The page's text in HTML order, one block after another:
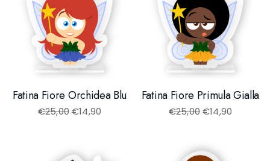
Fatina Fiore Orchidea Blu
€25,00€14,90
Fatina Fiore Primula Gialla
€25,00€14,90